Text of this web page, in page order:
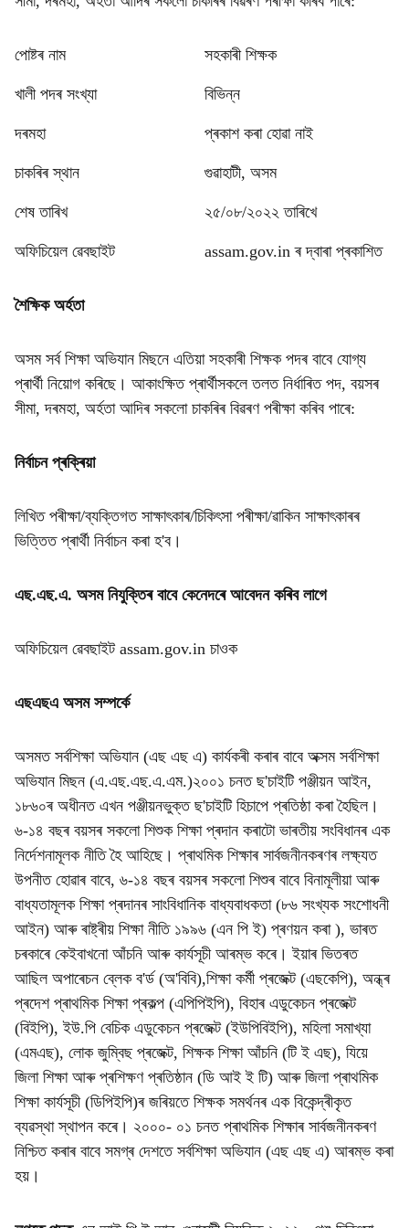
পোষ্টৰ নাম সহকাৰী শিক্ষক
খালী পদৰ সংখ্যা বিভিন্ন
দৰমহা প্ৰকাশ কৰা হোৱা নাই
চাকৰিৰ স্থান গুৱাহাটী, অসম
শেষ তাৰিখ ২৫/০৮/২০২২ তাৰিখে
অফিচিয়েল ৱেবছাইট assam.gov.in ৰ দ্বাৰা প্ৰকাশিত
শৈক্ষিক অৰ্হতা
অসম সৰ্ব শিক্ষা অভিযান মিছনে এতিয়া সহকাৰী শিক্ষক পদৰ বাবে যোগ্য
প্ৰাৰ্থী নিয়োগ কৰিছে। আকাংক্ষিত প্ৰাৰ্থীসকলে তলত নিৰ্ধাৰিত পদ, বয়সৰ
সীমা, দৰমহা, অৰ্হতা আদিৰ সকলো চাকৰিৰ বিৱৰণ পৰীক্ষা কৰিব পাৰে:
নিৰ্বাচন প্ৰক্ৰিয়া
লিখিত পৰীক্ষা/ব্যক্তিগত সাক্ষাৎকাৰ/চিকিৎসা পৰীক্ষা/ৱাকিন সাক্ষাৎকাৰৰ
ভিত্তিত প্ৰাৰ্থী নিৰ্বাচন কৰা হ'ব।
এছ.এছ.এ. অসম নিযুক্তিৰ বাবে কেনেদৰে আবেদন কৰিব লাগে
অফিচিয়েল ৱেবছাইট assam.gov.in চাওক
এছএছএ অসম সম্পৰ্কে
অসমত সৰ্বশিক্ষা অভিযান (এছ এছ এ) কাৰ্যকৰী কৰাৰ বাবে অক্সম সৰ্বশিক্ষা
অভিযান মিছন (এ.এছ.এছ.এ.এম.)২০০১ চনত ছ'চাইটি পঞ্জীয়ন আইন,
১৮৬০ৰ অধীনত এখন পঞ্জীয়নভুক্ত ছ'চাইটি হিচাপে প্ৰতিষ্ঠা কৰা হৈছিল।
৬-১৪ বছৰ বয়সৰ সকলো শিশুক শিক্ষা প্ৰদান কৰাটো ভাৰতীয় সংবিধানৰ এক
নিৰ্দেশনামূলক নীতি হৈ আহিছে। প্ৰাথমিক শিক্ষাৰ সাৰ্বজনীনকৰণৰ লক্ষ্যত
উপনীত হোৱাৰ বাবে, ৬-১৪ বছৰ বয়সৰ সকলো শিশুৰ বাবে বিনামূলীয়া আৰু
বাধ্যতামূলক শিক্ষা প্ৰদানৰ সাংবিধানিক বাধ্যবাধকতা (৮৬ সংখ্যক সংশোধনী
আইন) আৰু ৰাষ্ট্ৰীয় শিক্ষা নীতি ১৯৯৬ (এন পি ই) প্ৰণয়ন কৰা ), ভাৰত
চৰকাৰে কেইবাখনো আঁচনি আৰু কাৰ্যসূচী আৰম্ভ কৰে। ইয়াৰ ভিতৰত
আছিল অপাৰেচন ব্লেক ব'ৰ্ড (অ'বিবি),শিক্ষা কৰ্মী প্ৰজেক্ট (এছকেপি), অন্ধ্ৰ
প্ৰদেশ প্ৰাথমিক শিক্ষা প্ৰকল্প (এপিপিইপি), বিহাৰ এডুকেচন প্ৰজেক্ট
(বিইপি), ইউ.পি বেচিক এডুকেচন প্ৰজেক্ট (ইউপিবিইপি), মহিলা সমাখ্যা
(এমএছ), লোক জুম্বিছ প্ৰজেক্ট, শিক্ষক শিক্ষা আঁচনি (টি ই এছ), যিয়ে
জিলা শিক্ষা আৰু প্ৰশিক্ষণ প্ৰতিষ্ঠান (ডি আই ই টি) আৰু জিলা প্ৰাথমিক
শিক্ষা কাৰ্যসূচী (ডিপিইপি)ৰ জৰিয়তে শিক্ষক সমৰ্থনৰ এক বিকেন্দ্ৰীকৃত
ব্যৱস্থা স্থাপন কৰে। ২০০০- ০১ চনত প্ৰাথমিক শিক্ষাৰ সাৰ্বজনীনকৰণ
নিশ্চিত কৰাৰ বাবে সমগ্ৰ দেশতে সৰ্বশিক্ষা অভিযান (এছ এছ এ) আৰম্ভ কৰা
হয়।